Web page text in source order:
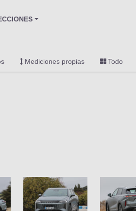
Mediciones propias Todo